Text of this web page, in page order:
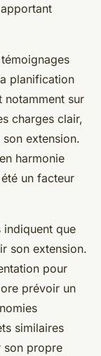
planification
notamment sur
charges clair,
extension.
harmonie
un facteur
indiquent que
son extension.
pour
prévoir un
similaires
son propre